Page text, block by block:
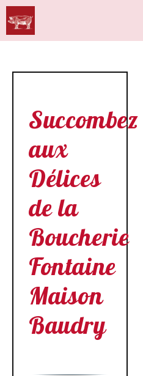
Passer
au
contenu
Succombez
aux
Délices
de la
Boucherie
Fontaine
Maison
Baudry